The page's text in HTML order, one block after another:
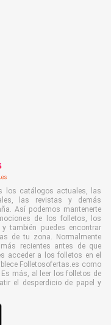
los catálogos actuales, las
las revistas y demás
Así podemos mantenerte
de los folletos, los
también puedes encontrar
de tu zona. Normalmente
recientes antes de que
acceder a los folletos en el
Folletosofertas.es como
más, al leer los folletos de
el desperdicio de papel y